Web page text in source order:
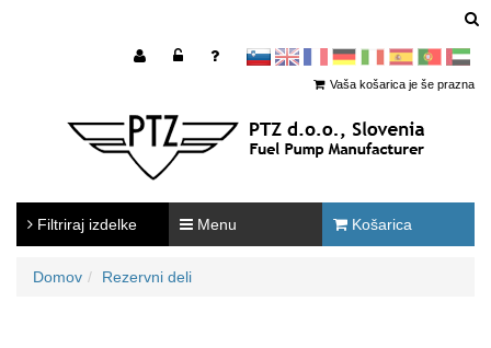
sl en francoščina
Nemščina
Italijanščina
Španščina
PortugalArabščina
Vaša košarica je še prazna
Filtriraj izdelke Menu Košarica
Domov Rezervni deli